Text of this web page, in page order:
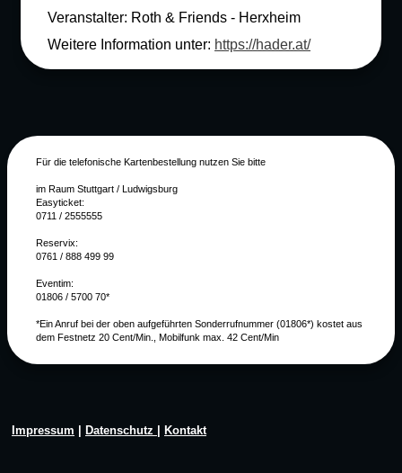
Veranstalter: Roth & Friends - Herxheim
Weitere Information unter: https://hader.at/
Für die telefonische Kartenbestellung nutzen Sie bitte
im Raum Stuttgart / Ludwigsburg
Easyticket:
0711 / 2555555
Reservix:
0761 / 888 499 99
Eventim:
01806 / 5700 70*
*Ein Anruf bei der oben aufgeführten Sonderrufnummer (01806*) kostet aus
dem Festnetz 20 Cent/Min., Mobilfunk max. 42 Cent/Min
Impressum Datenschutz Kontakt